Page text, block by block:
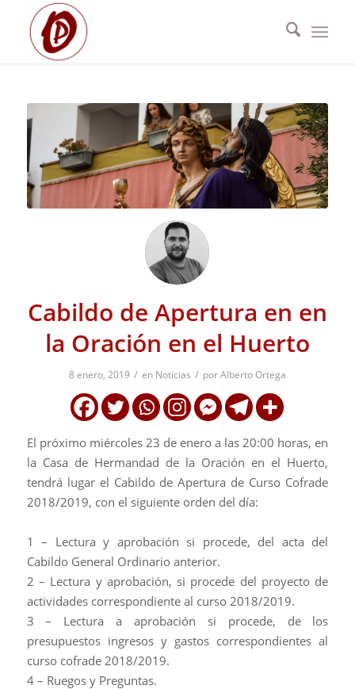
Cabildo de Apertura en en
la Oración en el Huerto
8 enero, 2019 / en Noticias / porAlberto Ortega
El próximo miércoles 23 de enero a las 20:00 horas, en
la Casa de Hermandad de la Oración en el Huerto,
tendrá lugar el Cabildo de Apertura de Curso Cofrade
2018/2019, con el siguiente orden del día:
1 – Lectura y aprobación si procede, del acta del
Cabildo General Ordinario anterior.
2 – Lectura y aprobación, si procede del proyecto de
actividades correspondiente al curso 2018/2019.
3 – Lectura a aprobación si procede, de los
presupuestos ingresos y gastos correspondientes al
curso cofrade 2018/2019.
4 – Ruegos y Preguntas.